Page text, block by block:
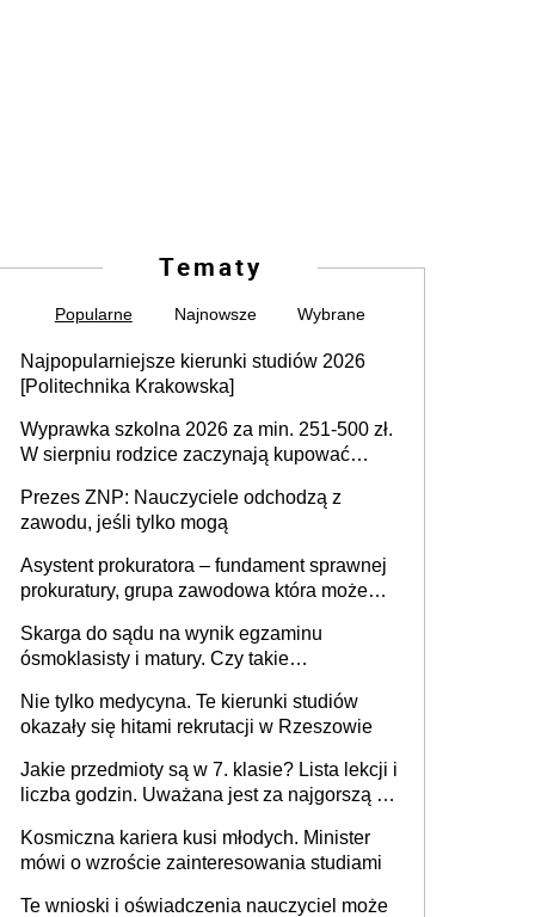
Tematy
Popularne Najnowsze Wybrane
Najpopularniejsze kierunki studiów 2026
[Politechnika Krakowska]
Wyprawka szkolna 2026 za min. 251-500 zł.
W sierpniu rodzice zaczynają kupować
wydatek sięgający ponad 1 tys. zł
Prezes ZNP: Nauczyciele odchodzą z
zawodu, jeśli tylko mogą
Asystent prokuratora – fundament sprawnej
prokuratury, grupa zawodowa która może
Skarga do sądu na wynik egzaminu
ósmoklasisty i matury. Czy takie
Nie tylko medycyna. Te kierunki studiów
okazały się hitami rekrutacji w Rzeszowie
Jakie przedmioty są w 7. klasie? Lista lekcji i
liczba godzin. Uważana jest za najgorszą -
Kosmiczna kariera kusi młodych. Minister
mówi o wzroście zainteresowania studiami
Te wnioski i oświadczenia nauczyciel może